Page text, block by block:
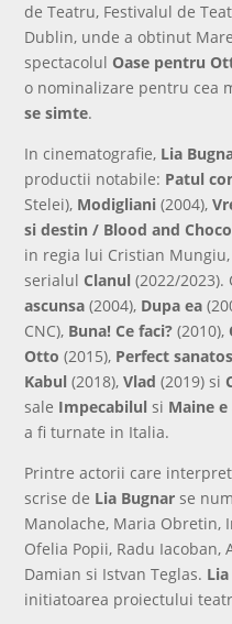
de Teatru, Festivalul de
Dublin, unde a obtinut
spectacolul Oase pentru
o nominalizare pentru cea
se simte.
In cinematografie, Lia
productii notabile: Patul
Stelei), Modigliani (2004),
si destin / Blood and
in regia lui Cristian
serialul Clanul (2022/2023).
ascunsa (2004), Dupa ea
CNC), Buna! Ce faci? (2010),
Otto (2015), Perfect sanatos
Kabul (2018),Vlad (2019) si
sale Impecabilul si Maine e
a fi turnate in Italia.
Printre actorii care
scrise de Lia Bugnar se
Manolache, Maria Obretin,
Ofelia Popii, Radu Iacoban,
Damian si Istvan Teglas.
initiatoarea proiectului